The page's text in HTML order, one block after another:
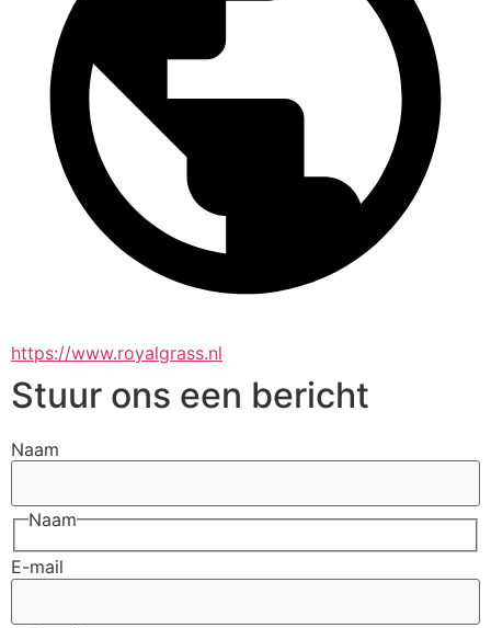
https://www.royalgrass.nl
Stuur ons een bericht
Naam
Naam
E-mail